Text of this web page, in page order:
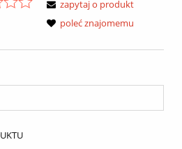
zapytaj o produkt
poleć znajomemu